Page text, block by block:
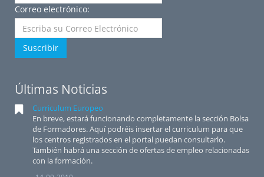
Correo electrónico:
Suscribir
Últimas Noticias
Curriculum Europeo
En breve, estará funcionando completamente la sección Bolsa
de Formadores. Aquí podréis insertar el curriculum para que
los centros registrados en el portal puedan consultarlo.
También habrá una sección de ofertas de empleo relacionadas
con la formación.